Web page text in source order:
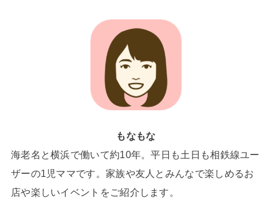
もなもな
海老名と横浜で働いて約10年。平日も土日も相鉄線ユー
ザーの1児ママです。家族や友人とみんなで楽しめるお
店や楽しいイベントをご紹介します。